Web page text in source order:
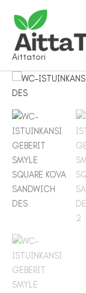
sisältöön
Aittatori